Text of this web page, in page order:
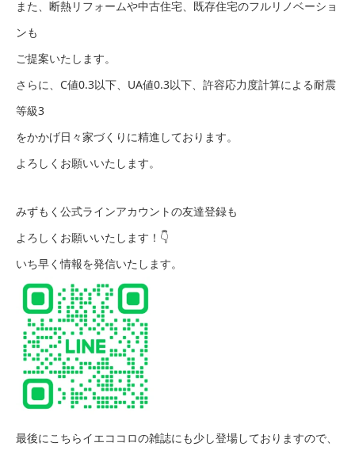
また、断熱リフォームや中古住宅、既存住宅のフルリノベーショ
ンも
ご提案いたします。
さらに、C値0.3以下、UA値0.3以下、許容応力度計算による耐震
等級3
をかかげ日々家づくりに精進しております。
よろしくお願いいたします。
みずもく公式ラインアカウントの友達登録も
よろしくお願いいたします！👇
いち早く情報を発信いたします。
最後にこちらイエココロの雑誌にも少し登場しておりますので、